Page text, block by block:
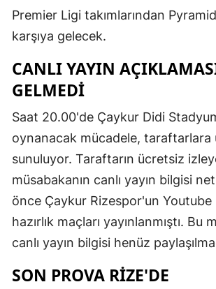
Premier Ligi takımlarından
karşıya gelecek.
CANLI YAYIN
GELMEDİ
Saat 20.00'de Çaykur Didi
oynanacak mücadele, taraftarlara
sunuluyor. Taraftarın ücretsiz
müsabakanın canlı yayın bilgisi
önce Çaykur Rizespor'un Youtube
hazırlık maçları yayınlanmıştı. Bu
canlı yayın bilgisi henüz
SON PROVA RİZE'DE